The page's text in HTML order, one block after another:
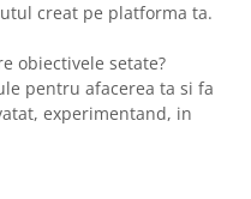
creat pe platforma ta.
obiectivele setate?
pentru afacerea ta si fa
experimentand, in